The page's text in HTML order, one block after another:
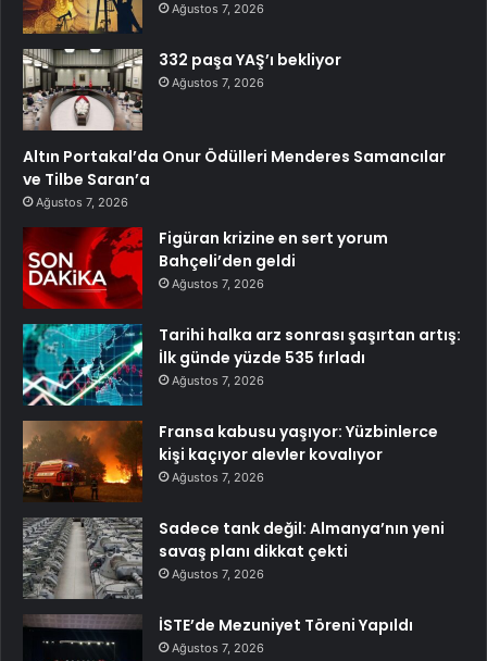
Ağustos 7, 2026
332 paşa YAŞ’ı bekliyor
Ağustos 7, 2026
Altın Portakal’da Onur Ödülleri Menderes Samancılar
ve Tilbe Saran’a
Ağustos 7, 2026
Figüran krizine en sert yorum
Bahçeli’den geldi
Ağustos 7, 2026
Tarihi halka arz sonrası şaşırtan artış:
İlk günde yüzde 535 fırladı
Ağustos 7, 2026
Fransa kabusu yaşıyor: Yüzbinlerce
kişi kaçıyor alevler kovalıyor
Ağustos 7, 2026
Sadece tank değil: Almanya’nın yeni
savaş planı dikkat çekti
Ağustos 7, 2026
İSTE’de Mezuniyet Töreni Yapıldı
Ağustos 7, 2026